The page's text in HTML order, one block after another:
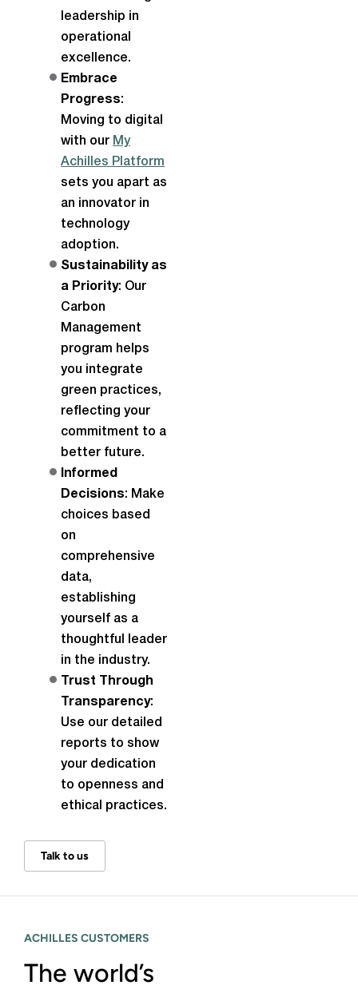
leadership in
operational
excellence.
Embrace
Progress:
Moving to digital
with our My
Achilles Platform
sets you apart as
an innovator in
technology
adoption.
Sustainability as
a Priority: Our
Carbon
Management
program helps
you integrate
green practices,
reflecting your
commitment to a
better future.
Informed
Decisions: Make
choices based
on
comprehensive
data,
establishing
yourself as a
thoughtful leader
in the industry.
Trust Through
Transparency:
Use our detailed
reports to show
your dedication
to openness and
ethical practices.
Talk to us
ACHILLES CUSTOMERS
The world’s